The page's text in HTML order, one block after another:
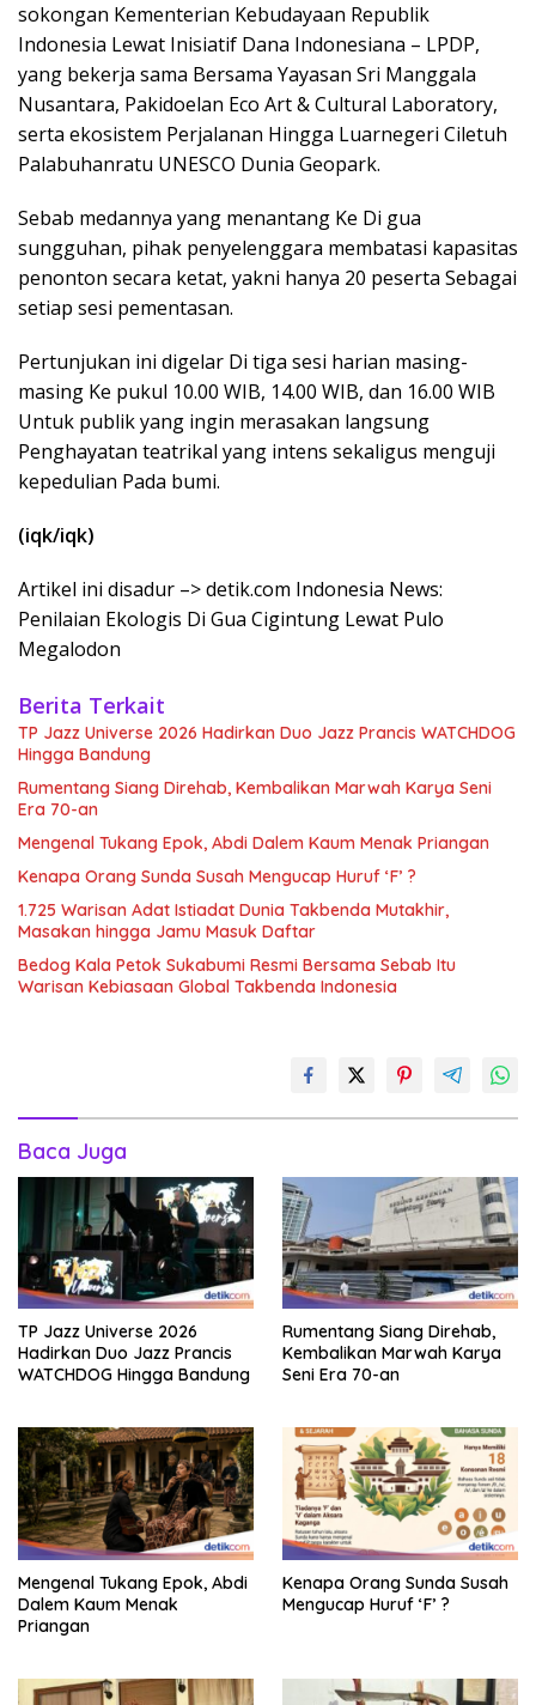
sokongan Kementerian Kebudayaan Republik
Indonesia Lewat Inisiatif Dana Indonesiana – LPDP,
yang bekerja sama Bersama Yayasan Sri Manggala
Nusantara, Pakidoelan Eco Art & Cultural Laboratory,
serta ekosistem Perjalanan Hingga Luarnegeri Ciletuh
Palabuhanratu UNESCO Dunia Geopark.
Sebab medannya yang menantang Ke Di gua
sungguhan, pihak penyelenggara membatasi kapasitas
penonton secara ketat, yakni hanya 20 peserta Sebagai
setiap sesi pementasan.
Pertunjukan ini digelar Di tiga sesi harian masing-
masing Ke pukul 10.00 WIB, 14.00 WIB, dan 16.00 WIB
Untuk publik yang ingin merasakan langsung
Penghayatan teatrikal yang intens sekaligus menguji
kepedulian Pada bumi.
(iqk/iqk)
Artikel ini disadur –> detik.com Indonesia News:
Penilaian Ekologis Di Gua Cigintung Lewat Pulo
Megalodon
Berita Terkait
TP Jazz Universe 2026 Hadirkan Duo Jazz Prancis WATCHDOG
Hingga Bandung
Rumentang Siang Direhab, Kembalikan Marwah Karya Seni
Era 70-an
Mengenal Tukang Epok, Abdi Dalem Kaum Menak Priangan
Kenapa Orang Sunda Susah Mengucap Huruf ‘F’ ?
1.725 Warisan Adat Istiadat Dunia Takbenda Mutakhir,
Masakan hingga Jamu Masuk Daftar
Bedog Kala Petok Sukabumi Resmi Bersama Sebab Itu
Warisan Kebiasaan Global Takbenda Indonesia
Baca Juga
TP Jazz Universe 2026
Hadirkan Duo Jazz Prancis
WATCHDOG Hingga Bandung
Rumentang Siang Direhab,
Kembalikan Marwah Karya
Seni Era 70-an
Mengenal Tukang Epok, Abdi
Dalem Kaum Menak
Priangan
Kenapa Orang Sunda Susah
Mengucap Huruf ‘F’ ?